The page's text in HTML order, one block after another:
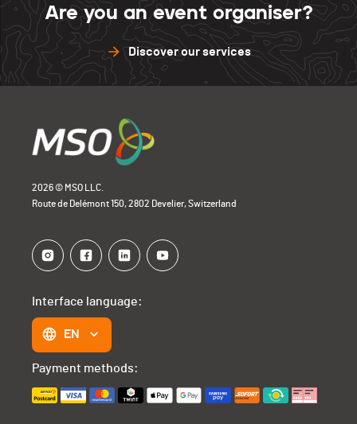
Are you an event organiser?
Discover our services
2026 © MSO LLC.
Route de Delémont 150, 2802 Develier, Switzerland
Interface language:
EN
Payment methods: